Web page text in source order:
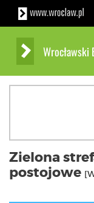
Wrocławski
Zielona
postojowe